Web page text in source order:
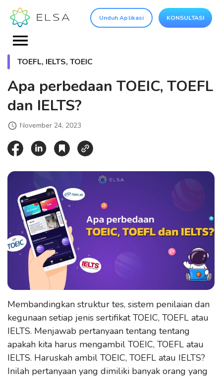
Unduh Aplikasi KONSULTASI
TOEFL, IELTS, TOEIC
Apa perbedaan TOEIC, TOEFL
dan IELTS?
November 24, 2023
Membandingkan struktur tes, sistem penilaian dan
kegunaan setiap jenis sertifikat TOEIC, TOEFL atau
IELTS. Menjawab pertanyaan tentang tentang
apakah kita harus mengambil TOEIC, TOEFL atau
IELTS. Haruskah ambil TOEIC, TOEFL atau IELTS?
Inilah pertanyaan yang dimiliki banyak orang yang